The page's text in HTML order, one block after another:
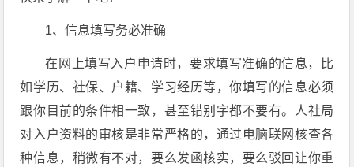
1、信息填写务必准确
在网上填写入户申请时，要求填写准确的信息，比
如学历、社保、户籍、学习经历等，你填写的信息必须
跟你目前的条件相一致，甚至错别字都不要有。人社局
对入户资料的审核是非常严格的，通过电脑联网核查各
种信息，稍微有不对，要么发函核实，要么驳回让你重